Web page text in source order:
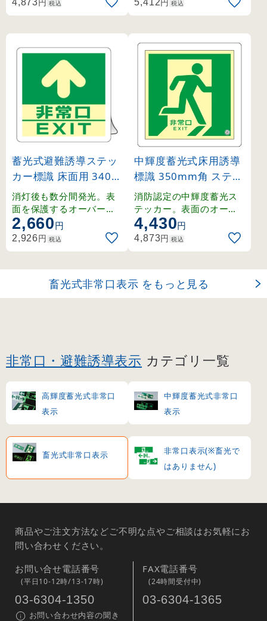
4,873円 税込 5,412円 税込
蓄光式避難誘導ステッ
カー標識 床面用 340m
m角 非常口EXIT (6901
7)
消灯後も数分間発光。表
面を保護するオーバーラ
ミネート加工の床用標識
。
2,660円
2,926円 税込
中輝度蓄光式床用誘導
標識 350mm角 ステッ
カータイプ 非常口・右
向き(緑地) (70012)
消防認定の中輝度蓄光ス
テッカー。表面のオーバ
ーラミネート加工で優れ
た耐久性を実現。
4,430円
4,873円 税込
畜光式非常口表示 をもっと見る
非常口・避難誘導表示 カテゴリ一覧
高輝度蓄光式非常口
表示
中輝度蓄光式非常口
表示
畜光式非常口表示
非常口表示(※畜光で
はありません)
商品やご注文方法などご不明な点やご相談はお気軽にお
問い合わせください。
お問い合せ電話番号
(平日10-12時/13-17時)
03-6304-1350
お問い合わせ内容の聞き
FAX電話番号
(24時間受付中)
03-6304-1365